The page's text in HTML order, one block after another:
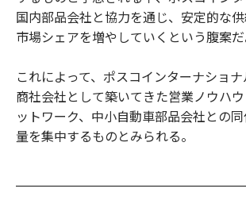
国内部品会社と協力を通じ、安定的な供
市場シェアを増やしていくという腹案だ
これによって、ポスコインターナショ
商社会社として築いてきた営業ノウハ
ットワーク、中小自動車部品会社との
量を集中するものとみられる。